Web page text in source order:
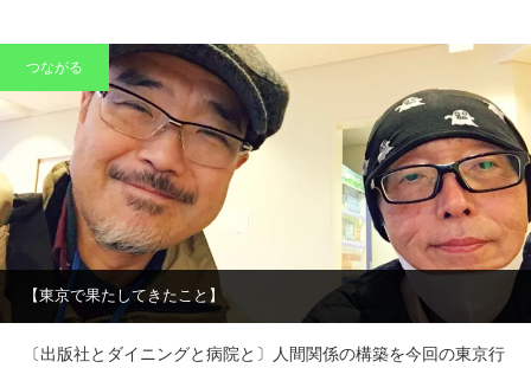
つながる
【東京で果たしてきたこと】
〔出版社とダイニングと病院と〕人間関係の構築を今回の東京行